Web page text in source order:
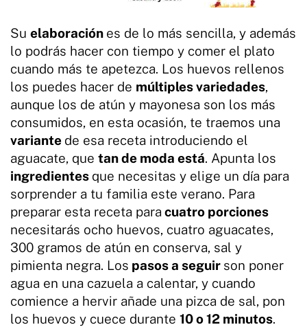
Su elaboración es de lo más sencilla, y además
lo podrás hacer con tiempo y comer el plato
cuando más te apetezca. Los huevos rellenos
los puedes hacer de múltiples variedades,
aunque los de atún y mayonesa son los más
consumidos, en esta ocasión, te traemos una
variante de esa receta introduciendo el
aguacate, que tan de moda está. Apunta los
ingredientes que necesitas y elige un día para
sorprender a tu familia este verano. Para
preparar esta receta para cuatro porciones
necesitarás ocho huevos, cuatro aguacates,
300 gramos de atún en conserva, sal y
pimienta negra. Los pasos a seguir son poner
agua en una cazuela a calentar, y cuando
comience a hervir añade una pizca de sal, pon
los huevos y cuece durante 10 o 12 minutos.